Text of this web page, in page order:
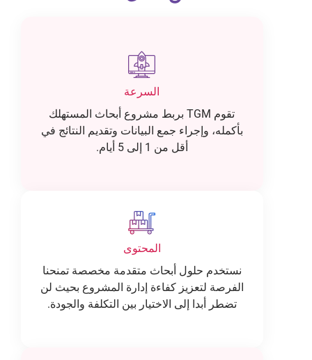
السرعة
تقوم TGM بربط مشروع أبحاث المستهلك
بأكمله، وإجراء جمع البيانات وتقديم النتائج في
أقل من 1 إلى 5 أيام.
المحتوى
نستخدم حلول أبحاث متقدمة مخصصة تمنحنا
الفرصة لتعزيز كفاءة إدارة المشروع بحيث لن
تضطر أبدا إلى الاختيار بين التكلفة والجودة.